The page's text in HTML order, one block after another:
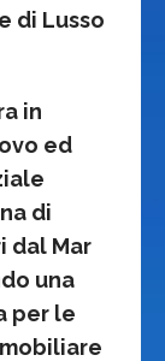
di Lusso
in
ed
di
dal Mar
una
per le